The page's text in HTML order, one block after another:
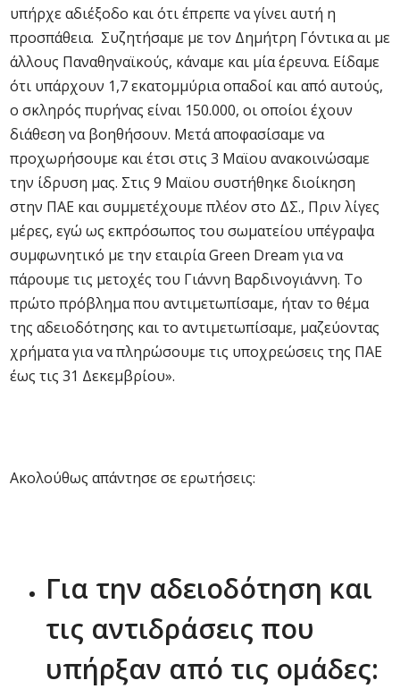
υπήρχε αδιέξοδο και ότι έπρεπε να γίνει αυτή η
προσπάθεια. Συζητήσαμε με τον Δημήτρη Γόντικα αι με
άλλους Παναθηναϊκούς, κάναμε και μία έρευνα. Είδαμε
ότι υπάρχουν 1,7 εκατομμύρια οπαδοί και από αυτούς,
ο σκληρός πυρήνας είναι 150.000, οι οποίοι έχουν
διάθεση να βοηθήσουν. Μετά αποφασίσαμε να
προχωρήσουμε και έτσι στις 3 Μαϊου ανακοινώσαμε
την ίδρυση μας. Στις 9 Μαϊου συστήθηκε διοίκηση
στην ΠΑΕ και συμμετέχουμε πλέον στο ΔΣ., Πριν λίγες
μέρες, εγώ ως εκπρόσωπος του σωματείου υπέγραψα
συμφωνητικό με την εταιρία Green Dream για να
πάρουμε τις μετοχές του Γιάννη Βαρδινογιάννη. Το
πρώτο πρόβλημα που αντιμετωπίσαμε, ήταν το θέμα
της αδειοδότησης και το αντιμετωπίσαμε, μαζεύοντας
χρήματα για να πληρώσουμε τις υποχρεώσεις της ΠΑΕ
έως τις 31 Δεκεμβρίου».
Ακολούθως απάντησε σε ερωτήσεις:
Για την αδειοδότηση και
τις αντιδράσεις που
υπήρξαν από τις ομάδες: